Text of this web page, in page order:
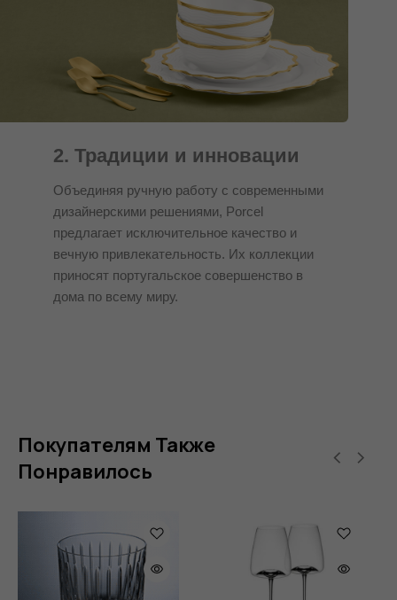
2. Традиции и инновации
Объединяя ручную работу с современными
дизайнерскими решениями, Porcel
предлагает исключительное качество и
вечную привлекательность. Их коллекции
приносят португальское совершенство в
дома по всему миру.
Покупателям Также
Понравилось